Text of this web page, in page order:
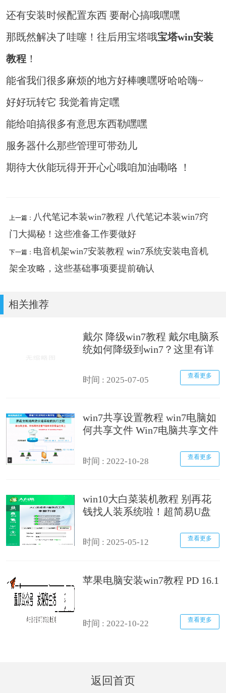
还有安装时候配置东西 要耐心搞哦嘿嘿
那既然解决了哇噻！往后用宝塔哦宝塔win安装
教程 ！
能省我们很多麻烦的地方好棒噢嘿呀哈哈嗨~
好好玩转它 我觉着肯定嘿
能给咱搞很多有意思东西勒嘿嘿
服务器什么那些管理可带劲儿
期待大伙能玩得开开心心哦咱加油嘞咯 ！
上一篇： 八代笔记本装win7教程 八代笔记本装win7窍
门大揭秘！这些准备工作要做好
下一篇： 电音机架win7安装教程 win7系统安装电音机
架全攻略，这些基础事项要提前确认
相关推荐
戴尔 降级win7教程 戴尔电脑系
统如何降级到win7？这里有详
时间 : 2025-07-05 查看更多
win7共享设置教程 win7电脑如
何共享文件 Win7电脑共享文件
时间 : 2022-10-28 查看更多
win10大白菜装机教程 别再花
钱找人装系统啦！超简易U盘
时间 : 2025-05-12 查看更多
苹果电脑安装win7教程 PD 16.1
时间 : 2022-10-22 查看更多
返回首页